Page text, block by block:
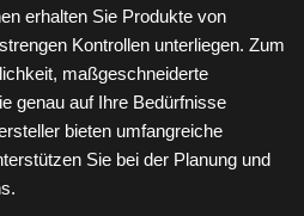
erhalten Sie Produkte von
Kontrollen unterliegen. Zum
maßgeschneiderte
genau auf Ihre Bedürfnisse
bieten umfangreiche
Sie bei der Planung und